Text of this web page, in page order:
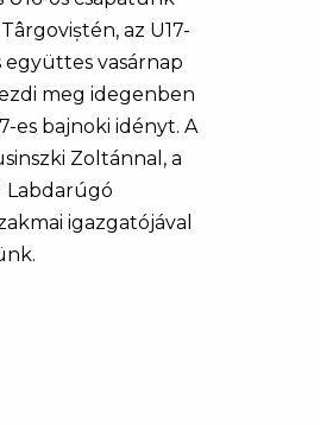
az U17-
együttes vasárnap
meg idegenben
es bajnoki idényt. A
Zoltánnal, a
Labdarúgó
igazgatójával